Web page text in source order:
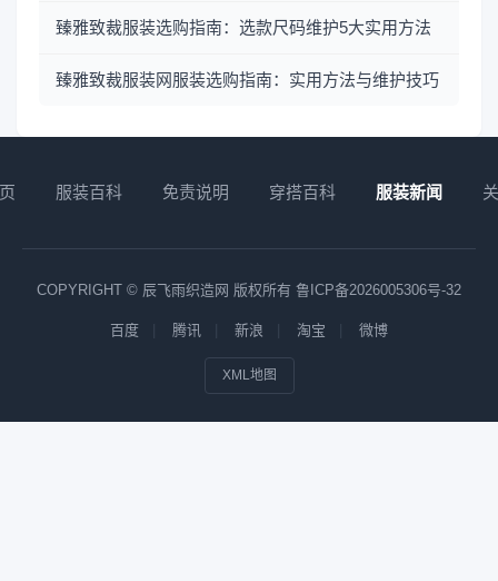
臻雅致裁服装选购指南：选款尺码维护5大实用方法
臻雅致裁服装网服装选购指南：实用方法与维护技巧
服装百科 免责说明 穿搭百科 服装新闻
COPYRIGHT © 辰飞雨织造网 版权所有 鲁ICP备2026005306号-32
百度 腾讯 新浪 淘宝 微博
XML地图